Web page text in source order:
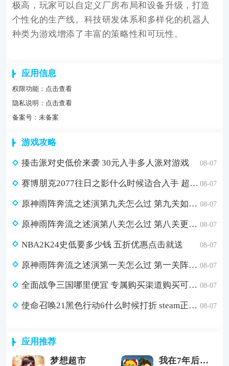
极高，玩家可以自定义厂房布局和设备升级，打造
个性化的生产线。科技研发体系和多样化的机器人
种类为游戏增添了丰富的策略性和可玩性。
应用信息
权限功能： 点击查看
隐私说明： 点击查看
备案号：未备案
游戏攻略
揍击派对史低价来袭 30元入手多人派对游戏 08-07
赛博朋克2077往日之影什么时候适合入手 超值折扣98元入手方法介绍 08-07
原神雨阵奔流之述演第九关怎么过 第九关如从山间落下的雨滴通关攻略 08-07
原神雨阵奔流之述演第八关怎么过 第八关更多火力更少损伤通关攻略 08-07
NBA2K24史低要多少钱 五折优惠点击就送 08-07
原神雨阵奔流之述演第一关怎么过 第一关阵线的形成通关攻略 08-07
全面战争三国哪里便宜 专属购买渠道购买可省179元 08-07
使命召唤21黑色行动6什么时候打折 steam正版游戏低价购买渠道分享 08-07
应用推荐
梦想超市
我在7年后等着你